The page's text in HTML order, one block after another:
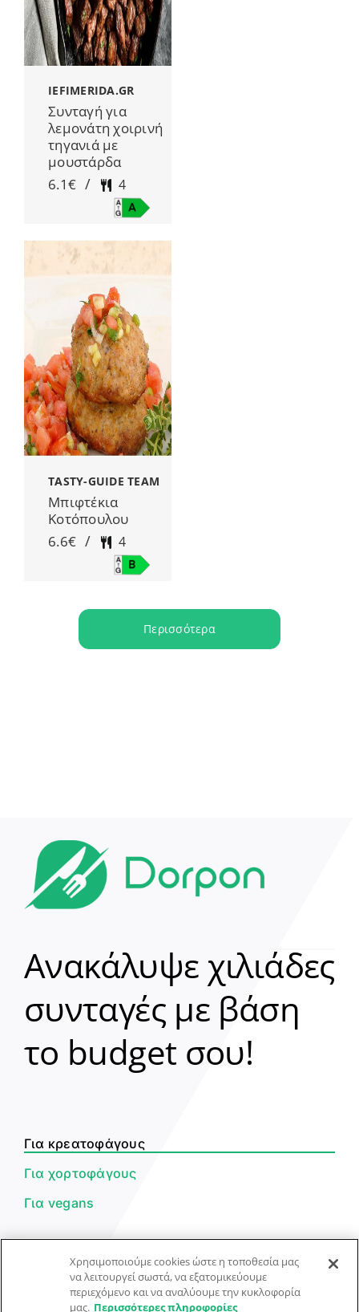
IEFIMERIDA.GR
Συνταγή για
λεμονάτη χοιρινή
τηγανιά με
μουστάρδα
6.1€ / 4
TASTY-GUIDE TEAM
Μπιφτέκια
Κοτόπουλου
6.6€ / 4
Περισσότερα
Ανακάλυψε χιλιάδες
συνταγές με βάση
το budget σου!
Για κρεατοφάγους
Για χορτοφάγους
Για vegans
Υποβολή Συνταγής
Clear
Χρησιμοποιούμε cookies ώστε η τοποθεσία μας
να λειτουργεί σωστά, να εξατομικεύουμε
περιεχόμενο και να αναλύουμε την κυκλοφορία
μας. Περισσότερες πληροφορίες